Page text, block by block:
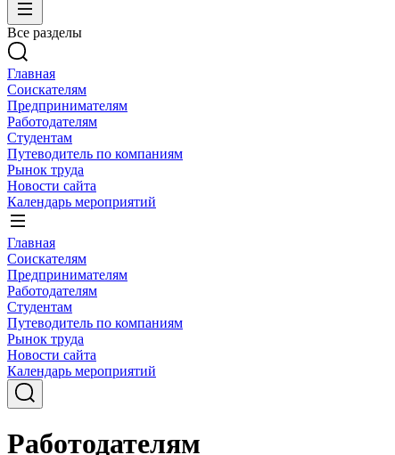
Все разделы
Главная
Соискателям
Предпринимателям
Работодателям
Студентам
Путеводитель по компаниям
Рынок труда
Новости сайта
Календарь мероприятий
Главная
Соискателям
Предпринимателям
Работодателям
Студентам
Путеводитель по компаниям
Рынок труда
Новости сайта
Календарь мероприятий
Работодателям